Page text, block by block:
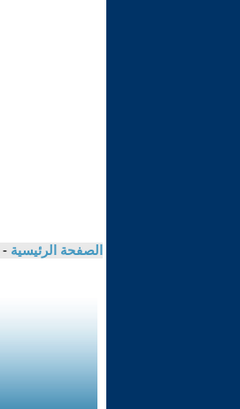
الصفحة الرئيسية -